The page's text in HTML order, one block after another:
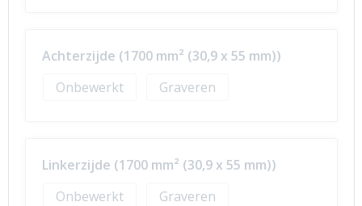
Achterzijde (1700 mm² (30,9 x 55 mm))
Onbewerkt
Graveren
Linkerzijde (1700 mm² (30,9 x 55 mm))
Onbewerkt
Graveren